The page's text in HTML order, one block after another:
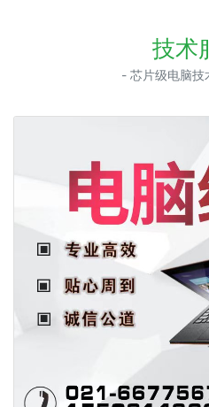
技术
- 芯片级电脑技